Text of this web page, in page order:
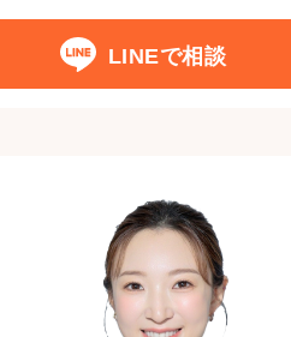
LINEで相談